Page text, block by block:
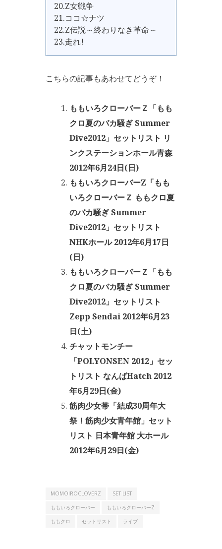
20.Z女戦争
21.ココ☆ナツ
22.Z伝説～終わりなき革命～
23.走れ!
こちらの記事もあわせてどうぞ！
ももいろクローバーＺ「もも
クロ夏のバカ騒ぎ Summer
Dive2012」セットリスト リ
ンクステーションホール青森
2012年6月24日(日)
ももいろクローバーZ「もも
いろクローバーＺ ももクロ夏
のバカ騒ぎ Summer
Dive2012」セットリスト
NHKホール 2012年6月17日
(日)
ももいろクローバーＺ「もも
クロ夏のバカ騒ぎ Summer
Dive2012」セットリスト
Zepp Sendai 2012年6月23
日(土)
チャットモンチー
「POLYONSEN 2012」セッ
トリスト なんばHatch 2012
年6月29日(金)
筋肉少女帯「結成30周年大
祭！筋肉少女青年館」セット
リスト 日本青年館 大ホール
2012年6月29日(金)
MOMOIROCLOVERZ
SET LIST
ももいろクローバー
ももいろクローバーZ
ももクロ
セットリスト ライブ